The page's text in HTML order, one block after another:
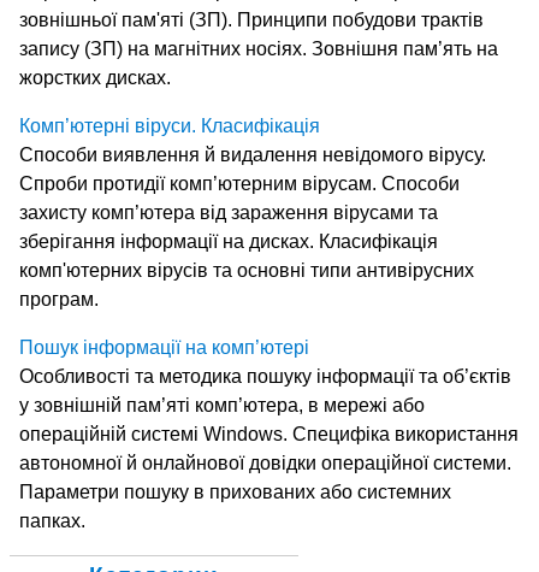
зовнішньої пам'яті (ЗП). Принципи побудови трактів
запису (ЗП) на магнітних носіях. Зовнішня пам’ять на
жорстких дисках.
Комп’ютерні віруси. Класифікація
Способи виявлення й видалення невідомого вірусу.
Спроби протидії комп’ютерним вірусам. Способи
захисту комп’ютера від зараження вірусами та
зберігання інформації на дисках. Класифікація
комп'ютерних вірусів та основні типи антивірусних
програм.
Пошук інформації на комп’ютері
Особливості та методика пошуку інформації та об’єктів
у зовнішній пам’яті комп’ютера, в мережі або
операційній системі Windows. Специфіка використання
автономної й онлайнової довідки операційної системи.
Параметри пошуку в прихованих або системних
папках.